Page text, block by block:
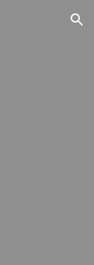
Skip to navigation